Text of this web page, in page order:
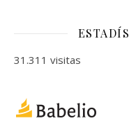
31.311 visitas